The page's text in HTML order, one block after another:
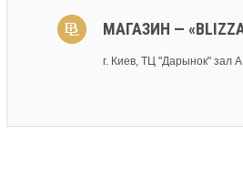
МАГАЗИН —
г. Киев, ТЦ "Дарынок" зал